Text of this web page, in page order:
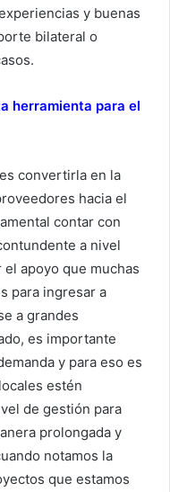
y buenas
bilateral o
herramienta para el
convertirla en la
hacia el
contar con
a nivel
apoyo que muchas
para ingresar a
a grandes
es importante
y para eso es
estén
de gestión para
prolongada y
notamos la
que estamos